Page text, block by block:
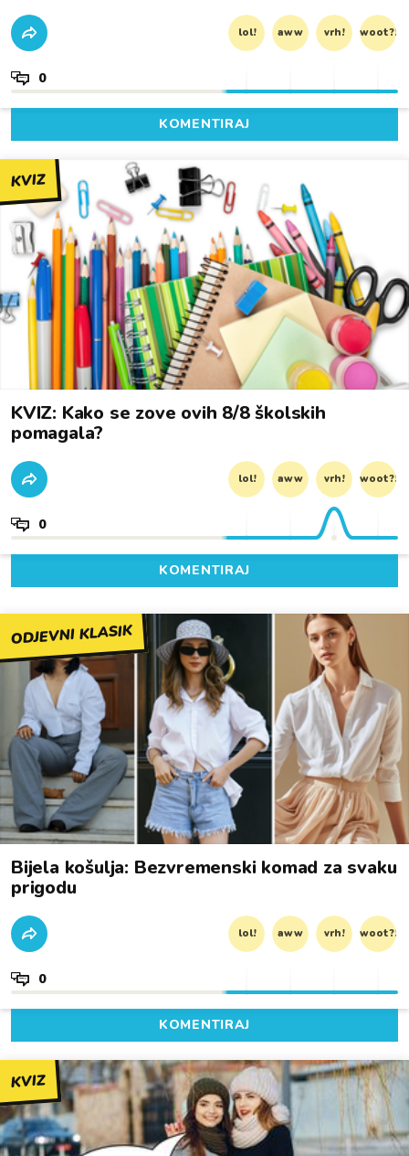
lol! aww vrh! woot?!
0
KOMENTIRAJ
KVIZ
KVIZ: Kako se zove ovih 8/8 školskih
pomagala?
lol! aww vrh! woot?!
0
KOMENTIRAJ
ODJEVNI KLASIK
Bijela košulja: Bezvremenski komad za svaku
prigodu
lol! aww vrh! woot?!
0
KOMENTIRAJ
KVIZ